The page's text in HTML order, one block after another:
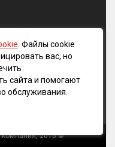
персональных
компания, 2016 ©
. Файлы cookie
вас, но
сайта и помогают
обслуживания.